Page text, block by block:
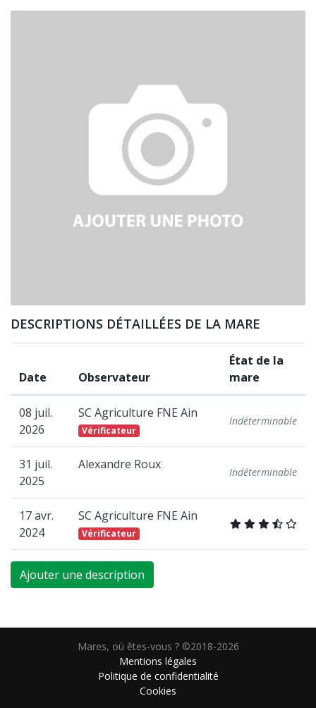
DESCRIPTIONS DÉTAILLÉES DE LA MARE
Date Observateur
État de la
mare
08 juil.
2026
SC Agriculture FNE Ain
Vérificateur
Indéterminable
31 juil.
2025
Alexandre Roux
Indéterminable
17 avr.
2024
SC Agriculture FNE Ain
Vérificateur
Ajouter une description
Mares, où êtes-vous ? ©2018-2026
Mentions légales
Politique de confidentialité
Cookies